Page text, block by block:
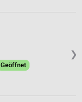
❯
Geöffnet